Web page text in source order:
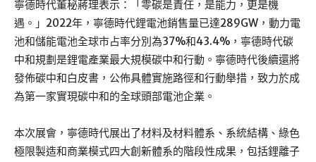
寧德時代董秘蔣理表示：「零碳是責任，是能力，更是機
遇。」2022年，寧德時代鋰電池銷售量已達289GW，動力電
池和儲能電池全球市占率分別為37%和43.4%，寧德時代碳
中和規劃是鋰電產業最大規模碳中和行動。寧德時代後續還將
發佈碳中和白皮書，公佈具體實施路徑和行動舉措，致力於成
為第一家實現碳中和的全球頭部電池企業。
本次展會，寧德時代展出了材料及材料體系、系統結構、綠色
極限製造和商業模式四大創新體系的階段性成果，包括鋰離子